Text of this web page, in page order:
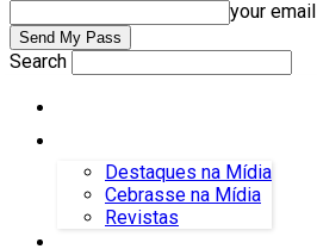
your email
Search
Destaques na Mídia
Cebrasse na Mídia
Revistas